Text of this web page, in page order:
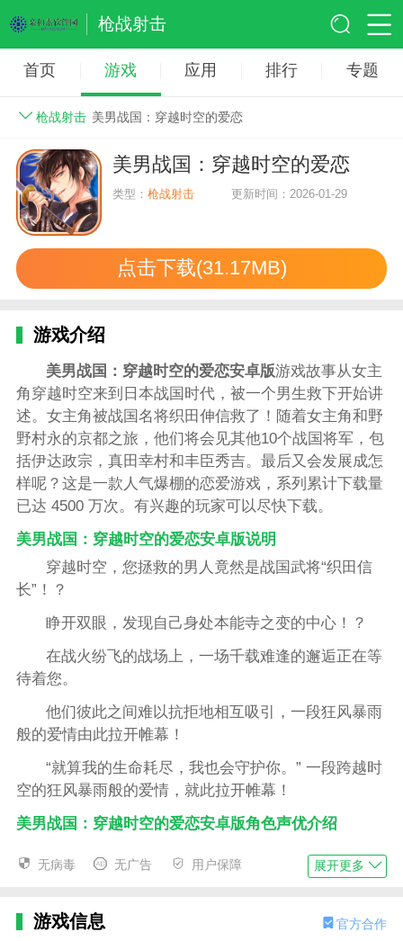
枪战射击
首页 游戏 应用 排行 专题
枪战射击 美男战国：穿越时空的爱恋
美男战国：穿越时空的爱恋
类型：枪战射击 更新时间：2026-01-29
点击下载(31.17MB)
游戏介绍
美男战国：穿越时空的爱恋安卓版游戏故事从女主
角穿越时空来到日本战国时代，被一个男生救下开始讲
述。女主角被战国名将织田伸信救了！随着女主角和野
野村永的京都之旅，他们将会见其他10个战国将军，包
括伊达政宗，真田幸村和丰臣秀吉。最后又会发展成怎
样呢？这是一款人气爆棚的恋爱游戏，系列累计下载量
已达 4500 万次。有兴趣的玩家可以尽快下载。
美男战国：穿越时空的爱恋安卓版说明
穿越时空，您拯救的男人竟然是战国武将“织田信
长”！？
睁开双眼，发现自己身处本能寺之变的中心！？
在战火纷飞的战场上，一场千载难逢的邂逅正在等
待着您。
他们彼此之间难以抗拒地相互吸引，一段狂风暴雨
般的爱情由此拉开帷幕！
“就算我的生命耗尽，我也会守护你。” 一段跨越时
空的狂风暴雨般的爱情，就此拉开帷幕！
美男战国：穿越时空的爱恋安卓版角色声优介绍
真田幸村(CV : 细谷佳正)
无病毒 无广告 用户保障 展开更多
游戏信息 官方合作